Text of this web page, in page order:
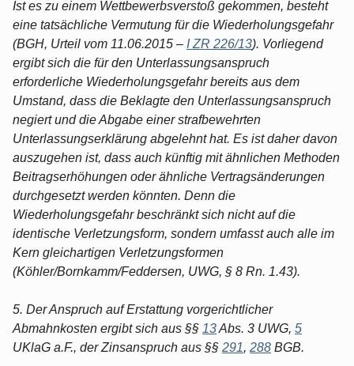
Ist es zu einem Wettbewerbsverstoß gekommen, besteht
eine tatsächliche Vermutung für die Wiederholungsgefahr
(BGH, Urteil vom 11.06.2015 – I ZR 226/13). Vorliegend
ergibt sich die für den Unterlassungsanspruch
erforderliche Wiederholungsgefahr bereits aus dem
Umstand, dass die Beklagte den Unterlassungsanspruch
negiert und die Abgabe einer strafbewehrten
Unterlassungserklärung abgelehnt hat. Es ist daher davon
auszugehen ist, dass auch künftig mit ähnlichen Methoden
Beitragserhöhungen oder ähnliche Vertragsänderungen
durchgesetzt werden könnten. Denn die
Wiederholungsgefahr beschränkt sich nicht auf die
identische Verletzungsform, sondern umfasst auch alle im
Kern gleichartigen Verletzungsformen
(Köhler/Bornkamm/Feddersen, UWG, § 8 Rn. 1.43).
5. Der Anspruch auf Erstattung vorgerichtlicher
Abmahnkosten ergibt sich aus §§ 13Abs. 3 UWG, 5
UKlaG a.F., der Zinsanspruch aus §§ 291, 288 BGB.